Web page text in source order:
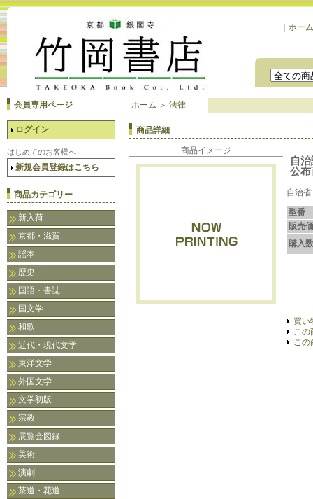
ホーム
会員専用ページ
ログイン
はじめてのお客様へ
新規会員登録はこちら
商品カテゴリー
新入荷
京都・滋賀
謡本
歴史
国語・書誌
国文学
和歌
近代・現代文学
東洋文学
外国文学
文学初版
宗教
展覧会図録
美術
演劇
茶道・花道
ホーム ＞ 法律
商品詳細
商品イメージ
自
公布
自治
型番
販売
購入数
買い
この
この